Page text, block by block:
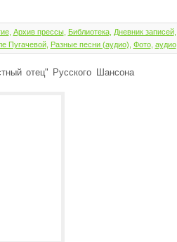
, Архив прессы, Библиотека, Дневник записей,
Пугачевой, Разные песни (аудио) Фото, аудио
отец" Русского Шансона